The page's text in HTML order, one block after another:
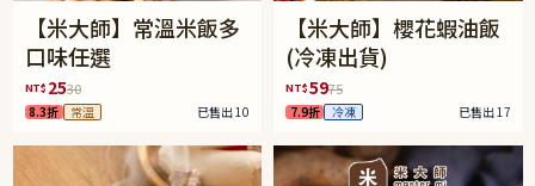
【米大師】常溫米飯多
口味任選
NT$ 2530
8.3折 常溫 已售出 10
【米大師】櫻花蝦油飯
(冷凍出貨)
NT$5975
7.9折 冷凍 已售出 17